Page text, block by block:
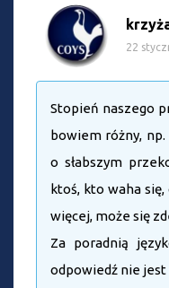
22
Stopień naszego
bowiem różny,
o słabszym
ktoś, kto waha się,
więcej, może się
Za poradnią
odpowiedź nie jest